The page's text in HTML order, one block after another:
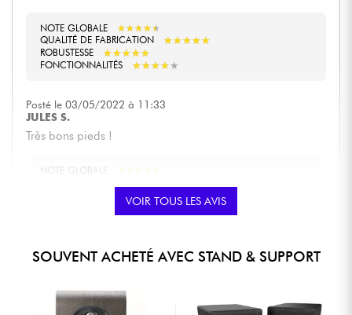
NOTE GLOBALE ★★★★★
★★★★★
QUALITÉ DE FABRICATION
★★★★★
★★★★★
ROBUSTESSE ★★★★★
★★★★★
FONCTIONNALITÉS ★★★★★
★★★★★
Posté le 03/05/2022 à 11:33
JULES S.
Très bons pieds !
NOTE GLOBALE ★ ★ ★ ★ ★
★ ★ ★ ★
★
★★ ★
★★ ★
★★★★★
★★★★★
Posté le 10/02/2020 à 15:59
BERNARD P.
efficace et l'anti dérapant pour les moniteur ou les
enceintes hifi est super efficaces.
VOIR TOUS LES AVIS
SOUVENT ACHETÉ AVEC STAND & SUPPORT